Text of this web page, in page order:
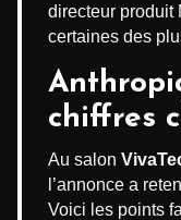
directeur produit
certaines des
chiffres
Au salon
l’annonce a
Voici les points